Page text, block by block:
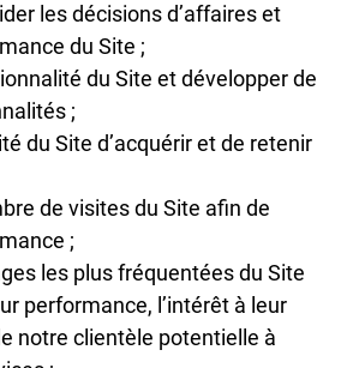
les décisions d’affaires et
du Site ;
du Site et développer de
;
du Site d’acquérir et de retenir
de visites du Site afin de
;
les plus fréquentées du Site
performance, l’intérêt à leur
notre clientèle potentielle à